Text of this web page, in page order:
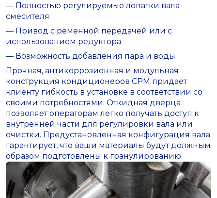
— Полностью регулируемые лопатки вала
смесителя
— Привод с ременной передачей или с
использованием редуктора
— Возможность добавления пара и воды
Прочная, антикоррозионная и модульная
конструкция кондиционеров СРМ придает
клиенту гибкость в установке в соответствии со
своими потребностями. Откидная дверца
позволяет операторам легко получать доступ к
внутренней части для регулировки вала или
очистки. Предустановленная конфигурация вала
гарантирует, что ваши материалы будут должным
образом подготовлены к гранулированию.